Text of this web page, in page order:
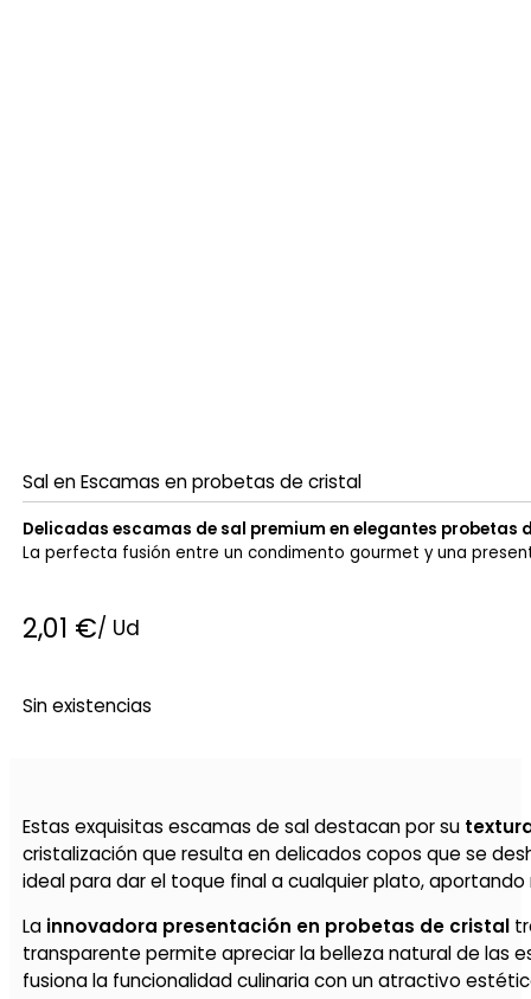
Sal en Escamas en probetas de cristal
Delicadas escamas de sal premium en elegantes probetas
La perfecta fusión entre un condimento gourmet y una
2,01 €/ Ud
Sin existencias
Estas exquisitas escamas de sal destacan por su
cristalización que resulta en delicados copos que se
ideal para dar el toque final a cualquier plato,
La innovadora presentación en probetas de cristal
transparente permite apreciar la belleza natural de las
fusiona la funcionalidad culinaria con un atractivo